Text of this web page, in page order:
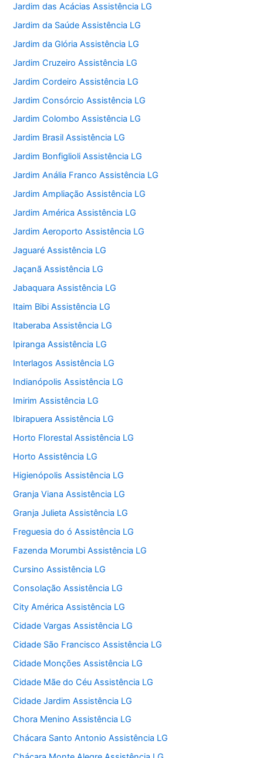
Jardim das Acácias Assistência LG
Jardim da Saúde Assistência LG
Jardim da Glória Assistência LG
Jardim Cruzeiro Assistência LG
Jardim Cordeiro Assistência LG
Jardim Consórcio Assistência LG
Jardim Colombo Assistência LG
Jardim Brasil Assistência LG
Jardim Bonfiglioli Assistência LG
Jardim Anália Franco Assistência LG
Jardim Ampliação Assistência LG
Jardim América Assistência LG
Jardim Aeroporto Assistência LG
Jaguaré Assistência LG
Jaçanã Assistência LG
Jabaquara Assistência LG
Itaim Bibi Assistência LG
Itaberaba Assistência LG
Ipiranga Assistência LG
Interlagos Assistência LG
Indianópolis Assistência LG
Imirim Assistência LG
Ibirapuera Assistência LG
Horto Florestal Assistência LG
Horto Assistência LG
Higienópolis Assistência LG
Granja Viana Assistência LG
Granja Julieta Assistência LG
Freguesia do ó Assistência LG
Fazenda Morumbi Assistência LG
Cursino Assistência LG
Consolação Assistência LG
City América Assistência LG
Cidade Vargas Assistência LG
Cidade São Francisco Assistência LG
Cidade Monções Assistência LG
Cidade Mãe do Céu Assistência LG
Cidade Jardim Assistência LG
Chora Menino Assistência LG
Chácara Santo Antonio Assistência LG